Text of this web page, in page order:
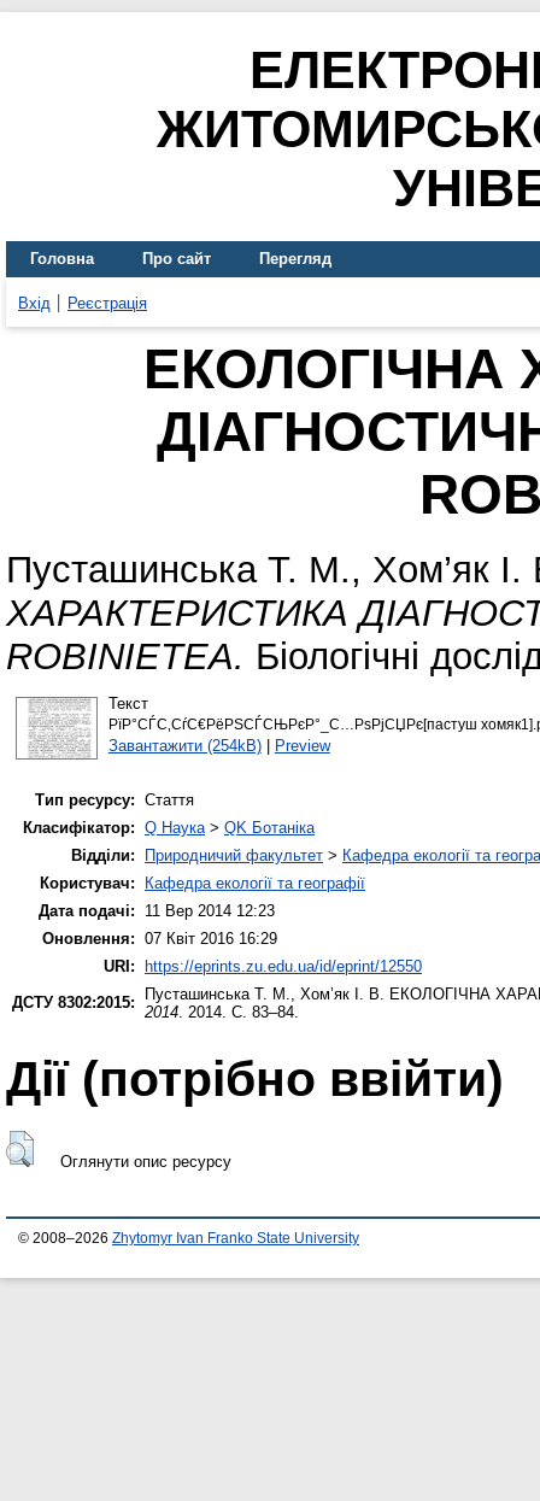
Головна Про сайт Перегляд
Вхід Реєстрація
ЕКОЛОГІЧНА
Пусташинська Т. М., Хом’як І.
ХАРАКТЕРИСТИКА
ROBINIETEA. Біологічні
Текст
РїР°СЃС‚СѓС€РёРЅСЃСЊРєР°_С…РѕРјСЏРє[пастуш
Завантажити (254kB)| Preview
Тип ресурсу: Стаття
Класифікатор: Q Наука> QK Ботаніка
Відділи:
Природничий факультет > Кафедра екології та
Користувач:
Кафедра екології та географії
Дата подачі:
11 Вер 2014 12:23
Оновлення: 07 Квіт 2016 16:29
URI:
https://eprints.zu.edu.ua/id/eprint/12550
ДСТУ 8302:2015:
Пусташинська Т. М., Хом’як І. В. ЕКОЛОГІЧНА
2014. 2014. С. 83–84.
Дії ​​(потрібно ввійти)
Оглянути опис ресурсу
© 2008–2026 Zhytomyr Ivan Franko State University